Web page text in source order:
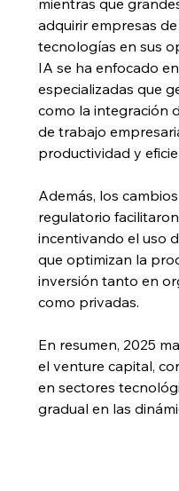
adquirir empresas
tecnologías en sus
IA se ha enfocado
especializadas que
como la integración
de trabajo
productividad y
Además, los
regulatorio
incentivando el uso
que optimizan la
inversión tanto en
como privadas.
En resumen, 2025
el venture capital,
en sectores
gradual en las